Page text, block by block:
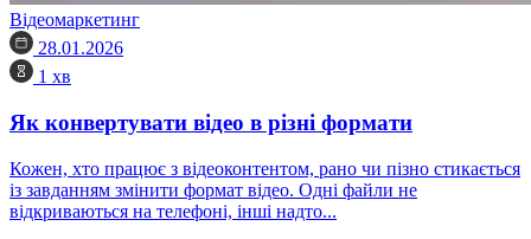
Відеомаркетинг
28.01.2026
1 хв
Як конвертувати відео в різні формати
Кожен, хто працює з відеоконтентом, рано чи пізно стикається
із завданням змінити формат відео. Одні файли не
відкриваються на телефоні, інші надто...